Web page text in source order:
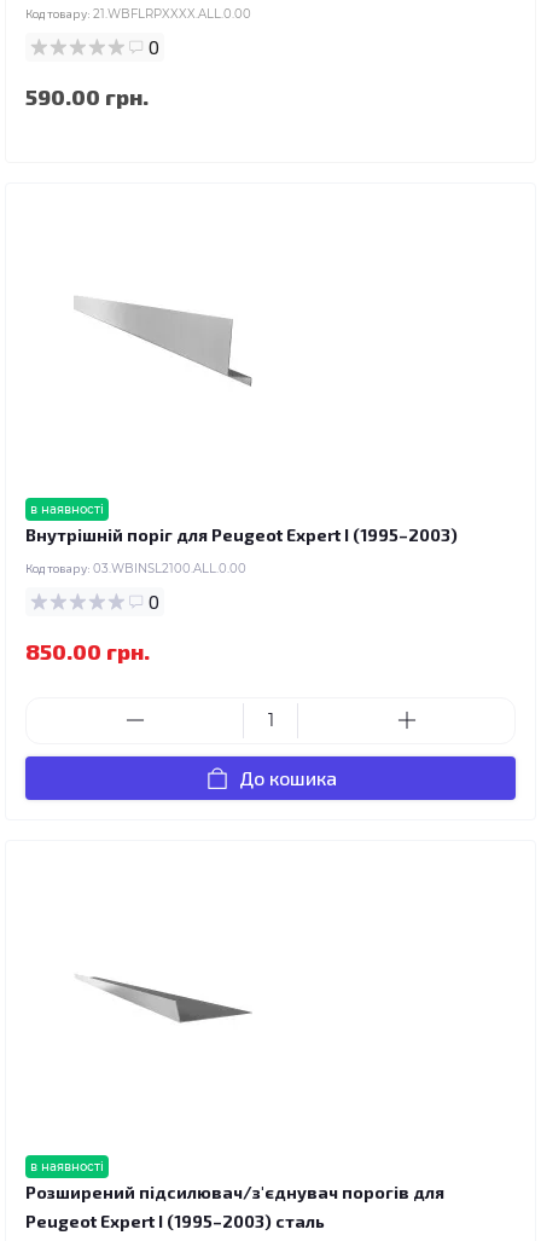
Код товару: 21.WBFLRPXXXX.ALL.0.00
0
590.00 грн.
в наявності
Внутрішній поріг для Peugeot Expert I (1995–2003)
Код товару: 03.WBINSL2100.ALL.0.00
0
850.00 грн.
До кошика
в наявності
Розширений підсилювач/з'єднувач порогів для
Peugeot Expert I (1995–2003) сталь